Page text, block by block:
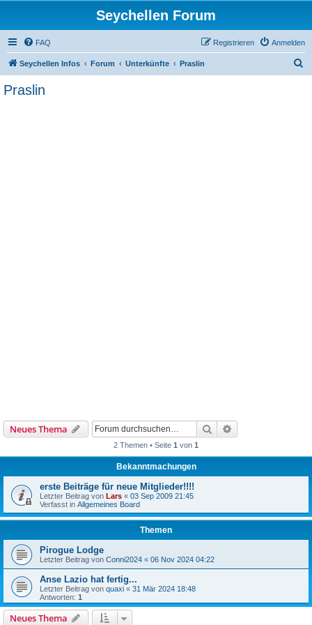
Seychellen Forum
FAQ Anmelden
Registrieren
Seychellen Infos Forum Unterkünfte Praslin
Praslin
Neues Thema Suche
2 Themen • Seite 1 von 1
Bekanntmachungen
erste Beiträge für neue Mitglieder!!!!
Letzter Beitrag von Lars « 03 Sep 2009 21:45
Verfasst in Allgemeines Board
Themen
Pirogue Lodge
Letzter Beitrag von Conni2024 « 06 Nov 2024 04:22
Anse Lazio hat fertig...
Letzter Beitrag von quaxi « 31 Mär 2024 18:48
Antworten: 1
Neues Thema